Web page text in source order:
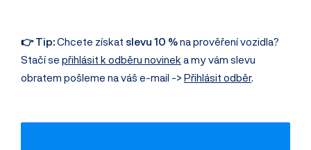
👉 Tip:Chcete získat slevu 10 %na prověření vozidla?
Stačí se přihlásit k odběru novinek a my vám slevu
obratem pošleme na váš e-mail -> Přihlásit odběr.